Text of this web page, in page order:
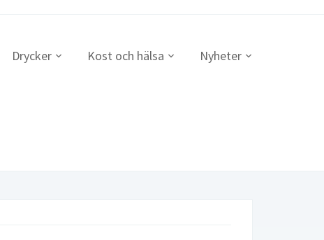
Drycker Kost och hälsa Nyheter